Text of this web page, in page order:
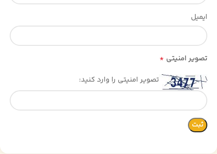
ایمیل
تصویر امنیتی *
تصویر امنیتی را وارد کنید: